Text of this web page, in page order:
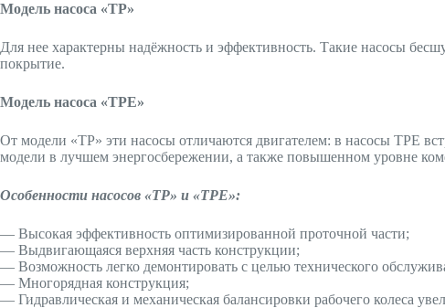
Модель насоса «TP»
Для нее характерны надёжность и эффективность. Такие насосы
покрытие.
Модель насоса «TPE»
От модели «ТР» эти насосы отличаются двигателем: в насосы TPE
модели в лучшем энергосбережении, а также повышенном уровне
Особенности насосов «TP» и «TPE»:
— Высокая эффективность оптимизированной проточной части;
— Выдвигающаяся верхняя часть конструкции;
— Возможность легко демонтировать с целью технического
— Многорядная конструкция;
— Гидравлическая и механическая балансировки рабочего колеса